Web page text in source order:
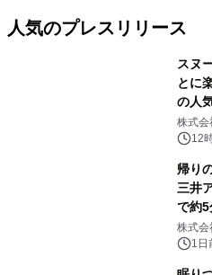
人気のプレスリリース
スヌ
とに
の人
ラボ
ボグ
株式会
12
帰り
三井
で約
メニ
株式会
1日